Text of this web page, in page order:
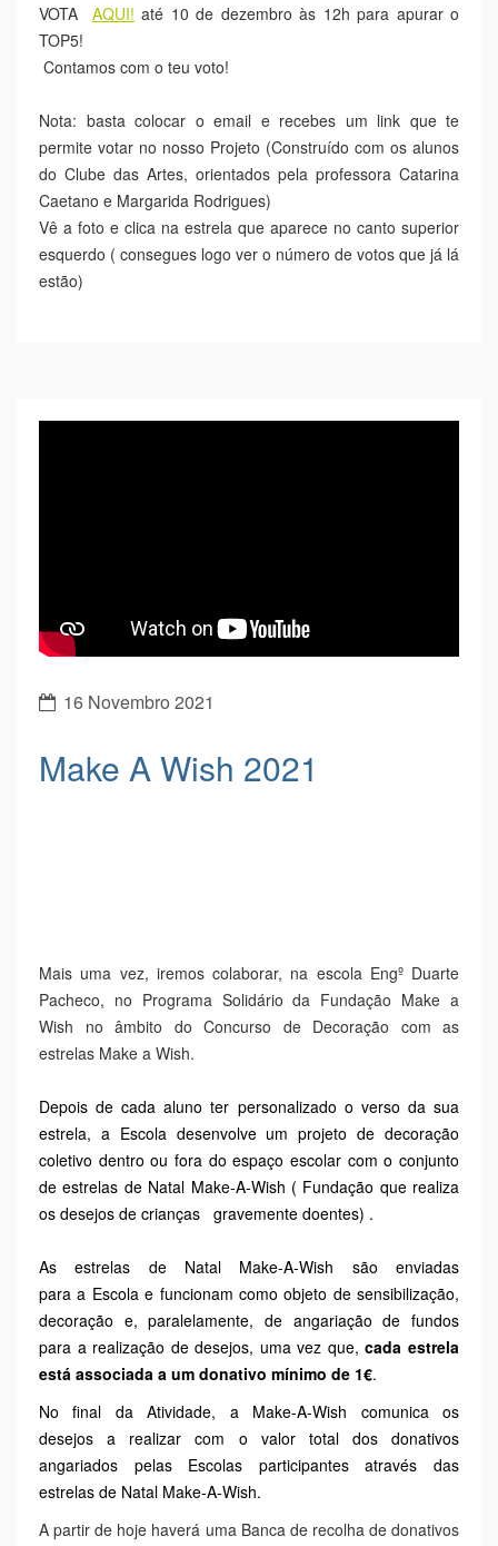
VOTA AQUI! até 10 de dezembro às 12h para apurar o
TOP5!
Contamos com o teu voto!
Nota: basta colocar o email e recebes um link que te
permite votar no nosso Projeto (Construído com os alunos
do Clube das Artes, orientados pela professora Catarina
Caetano e Margarida Rodrigues)
Vê a foto e clica na estrela que aparece no canto superior
esquerdo ( consegues logo ver o número de votos que já lá
estão)
16 Novembro 2021
Make A Wish 2021
Mais uma vez, iremos colaborar, na escola Engº Duarte
Pacheco, no Programa Solidário da Fundação Make a
Wish no âmbito do Concurso de Decoração com as
estrelas Make a Wish.
Depois de cada aluno ter personalizado o verso da sua
estrela, a Escola desenvolve um projeto de decoração
coletivo dentro ou fora do espaço escolar com o conjunto
de estrelas de Natal Make-A-Wish ( Fundação que realiza
os desejos de crianças gravemente doentes) .
As estrelas de Natal Make-A-Wish são enviadas
para a Escola e funcionam como objeto de sensibilização,
decoração e, paralelamente, de angariação de fundos
para a realização de desejos, uma vez que,cada estrela
está associada a um donativo mínimo de 1€.
No final da Atividade, a Make-A-Wish comunica os
desejos a realizar com o valor total dos donativos
angariados pelas Escolas participantes através das
estrelas de Natal Make-A-Wish.
A partir de hoje haverá uma Banca de recolha de donativos